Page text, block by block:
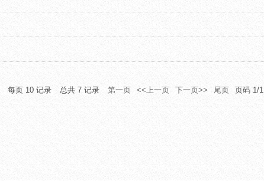
每页 10 记录 总共 7 记录 第一页 <<上一页 下一页>> 尾页 页码 1/1